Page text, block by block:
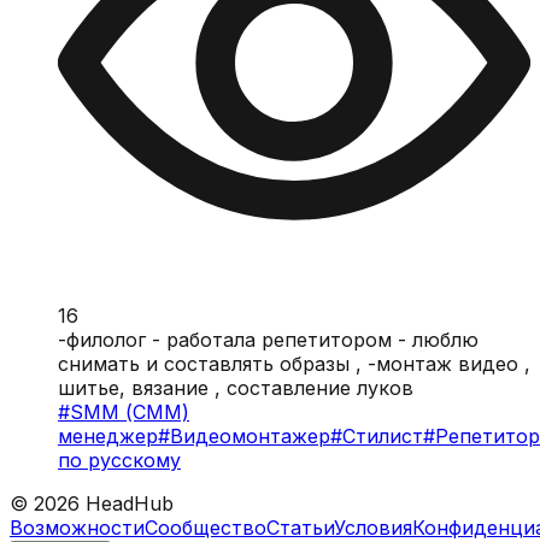
16
-филолог - работала репетитором - люблю
снимать и составлять образы , -монтаж видео ,
шитье, вязание , составление луков
#SMM (СММ)
менеджер#Видеомонтажер#Стилист#Репетитор
по русскому
© 2026 HeadHub
ВозможностиСообществоСтатьиУсловия